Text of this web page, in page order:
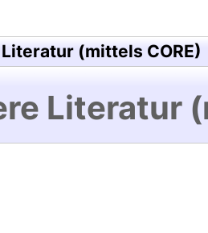
(mittels CORE)
Literatur